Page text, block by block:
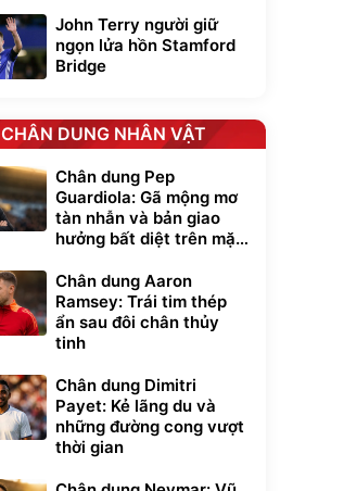
chuyển nhượng bóng đá
John Terry người giữ
ngọn lửa hồn Stamford
Bridge
CHÂN DUNG NHÂN VẬT
Chân dung Pep
Guardiola: Gã mộng mơ
tàn nhẫn và bản giao
hưởng bất diệt trên mặt
Chân dung Aaron
Ramsey: Trái tim thép
ẩn sau đôi chân thủy
tinh
Chân dung Dimitri
Payet: Kẻ lãng du và
những đường cong vượt
thời gian